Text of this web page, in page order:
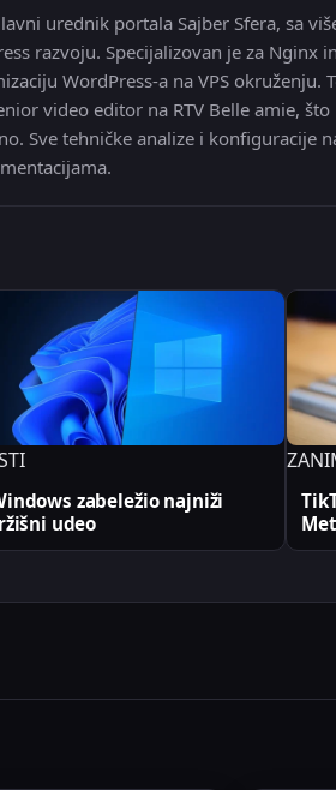
urednik portala Sajber Sfera, sa
razvoju. Specijalizovan je za Nginx
WordPress-a na VPS okruženju.
video editor na RTV Belle amie,
Sve tehničke analize i konfiguracije
zabeležio najniži
udeo